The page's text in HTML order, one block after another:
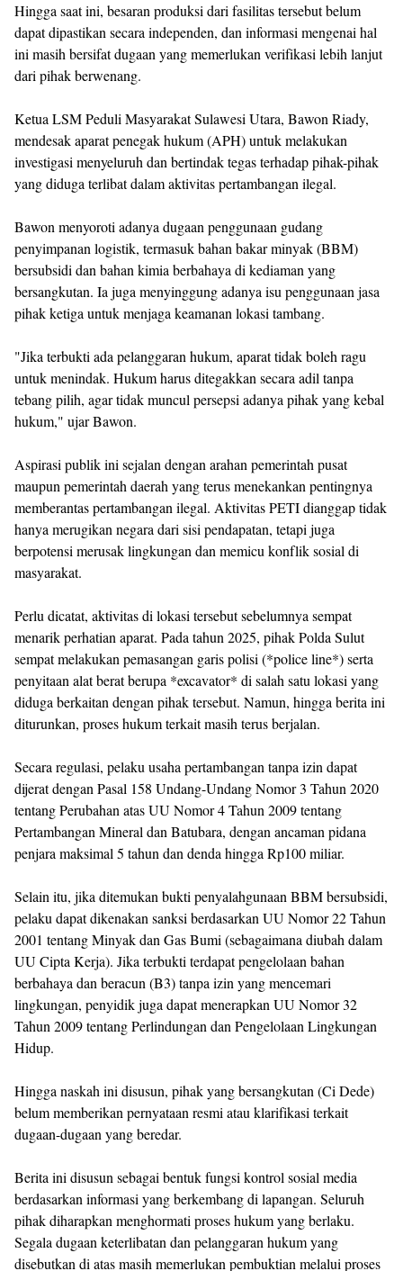
Hingga saat ini, besaran produksi dari fasilitas tersebut belum
dapat dipastikan secara independen, dan informasi mengenai hal
ini masih bersifat dugaan yang memerlukan verifikasi lebih lanjut
dari pihak berwenang.
Ketua LSM Peduli Masyarakat Sulawesi Utara, Bawon Riady,
mendesak aparat penegak hukum (APH) untuk melakukan
investigasi menyeluruh dan bertindak tegas terhadap pihak-pihak
yang diduga terlibat dalam aktivitas pertambangan ilegal.
Bawon menyoroti adanya dugaan penggunaan gudang
penyimpanan logistik, termasuk bahan bakar minyak (BBM)
bersubsidi dan bahan kimia berbahaya di kediaman yang
bersangkutan. Ia juga menyinggung adanya isu penggunaan jasa
pihak ketiga untuk menjaga keamanan lokasi tambang.
"Jika terbukti ada pelanggaran hukum, aparat tidak boleh ragu
untuk menindak. Hukum harus ditegakkan secara adil tanpa
tebang pilih, agar tidak muncul persepsi adanya pihak yang kebal
hukum," ujar Bawon.
Aspirasi publik ini sejalan dengan arahan pemerintah pusat
maupun pemerintah daerah yang terus menekankan pentingnya
memberantas pertambangan ilegal. Aktivitas PETI dianggap tidak
hanya merugikan negara dari sisi pendapatan, tetapi juga
berpotensi merusak lingkungan dan memicu konflik sosial di
masyarakat.
Perlu dicatat, aktivitas di lokasi tersebut sebelumnya sempat
menarik perhatian aparat. Pada tahun 2025, pihak Polda Sulut
sempat melakukan pemasangan garis polisi (*police line*) serta
penyitaan alat berat berupa *excavator* di salah satu lokasi yang
diduga berkaitan dengan pihak tersebut. Namun, hingga berita ini
diturunkan, proses hukum terkait masih terus berjalan.
Secara regulasi, pelaku usaha pertambangan tanpa izin dapat
dijerat dengan Pasal 158 Undang-Undang Nomor 3 Tahun 2020
tentang Perubahan atas UU Nomor 4 Tahun 2009 tentang
Pertambangan Mineral dan Batubara, dengan ancaman pidana
penjara maksimal 5 tahun dan denda hingga Rp100 miliar.
Selain itu, jika ditemukan bukti penyalahgunaan BBM bersubsidi,
pelaku dapat dikenakan sanksi berdasarkan UU Nomor 22 Tahun
2001 tentang Minyak dan Gas Bumi (sebagaimana diubah dalam
UU Cipta Kerja). Jika terbukti terdapat pengelolaan bahan
berbahaya dan beracun (B3) tanpa izin yang mencemari
lingkungan, penyidik juga dapat menerapkan UU Nomor 32
Tahun 2009 tentang Perlindungan dan Pengelolaan Lingkungan
Hidup.
Hingga naskah ini disusun, pihak yang bersangkutan (Ci Dede)
belum memberikan pernyataan resmi atau klarifikasi terkait
dugaan-dugaan yang beredar.
Berita ini disusun sebagai bentuk fungsi kontrol sosial media
berdasarkan informasi yang berkembang di lapangan. Seluruh
pihak diharapkan menghormati proses hukum yang berlaku.
Segala dugaan keterlibatan dan pelanggaran hukum yang
disebutkan di atas masih memerlukan pembuktian melalui proses